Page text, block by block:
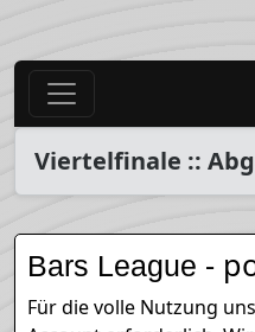
Viertelfinale ::
Bars League -
Für die volle Nutzung